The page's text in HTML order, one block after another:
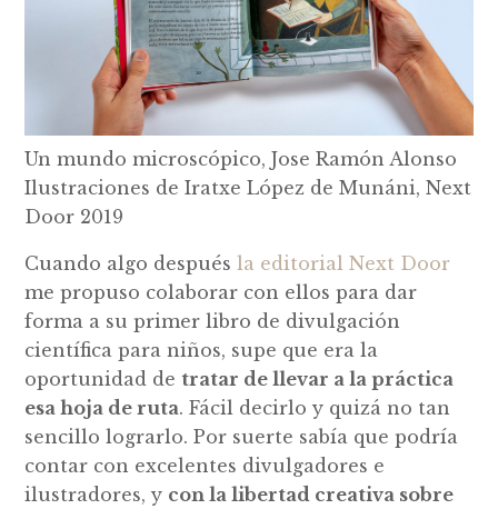
Un mundo microscópico, Jose Ramón Alonso
Ilustraciones de Iratxe López de Munáni, Next
Door 2019
Cuando algo despuésla editorial Next Door
me propuso colaborar con ellos para dar
forma a su primer libro de divulgación
científica para niños, supe que era la
oportunidad de tratar de llevar a la práctica
esa hoja de ruta. Fácil decirlo y quizá no tan
sencillo lograrlo. Por suerte sabía que podría
contar con excelentes divulgadores e
ilustradores, y con la libertad creativa sobre